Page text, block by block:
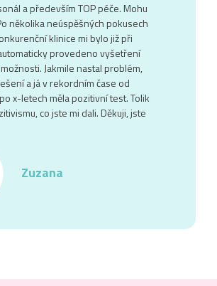
a především TOP péče. Mohu
několika neúspěšných pokusech
klinice mi bylo již při
provedeno vyšetření
Jakmile nastal problém,
a já v rekordním čase od
x-letech měla pozitivní test. Tolik
co jste mi dali. Děkuji, jste
Zuzana